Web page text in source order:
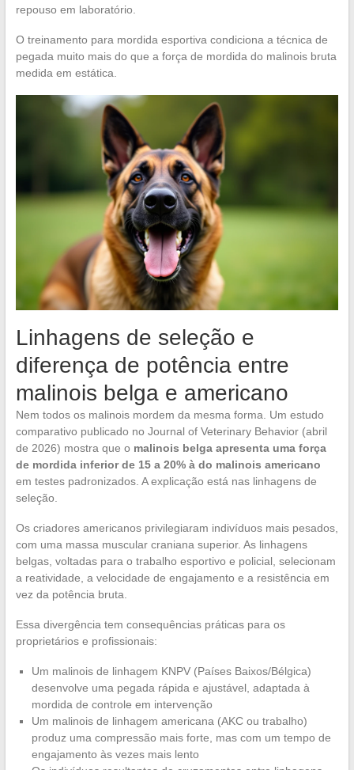
repouso em laboratório.
O treinamento para mordida esportiva condiciona a técnica de
pegada muito mais do que a força de mordida do malinois bruta
medida em estática.
Linhagens de seleção e
diferença de potência entre
malinois belga e americano
Nem todos os malinois mordem da mesma forma. Um estudo
comparativo publicado no Journal of Veterinary Behavior (abril
de 2026) mostra que o malinois belga apresenta uma força
de mordida inferior de 15 a 20% à do malinois americano
em testes padronizados. A explicação está nas linhagens de
seleção.
Os criadores americanos privilegiaram indivíduos mais pesados,
com uma massa muscular craniana superior. As linhagens
belgas, voltadas para o trabalho esportivo e policial, selecionam
a reatividade, a velocidade de engajamento e a resistência em
vez da potência bruta.
Essa divergência tem consequências práticas para os
proprietários e profissionais:
Um malinois de linhagem KNPV (Países Baixos/Bélgica)
desenvolve uma pegada rápida e ajustável, adaptada à
mordida de controle em intervenção
Um malinois de linhagem americana (AKC ou trabalho)
produz uma compressão mais forte, mas com um tempo de
engajamento às vezes mais lento